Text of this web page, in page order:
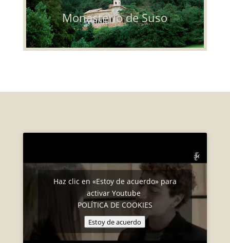
Monasterio de Suso
Haz clic en «Estoy de acuerdo» para
activar Youtube
POLÍTICA DE COOKIES
Estoy de acuerdo